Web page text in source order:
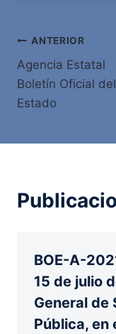
de
entradas
ANTERIOR
Agencia Estatal
Boletín Oficial del
Estado
BOE-A-
15 de julio
General de
Pública, en